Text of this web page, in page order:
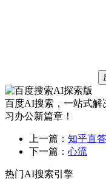
百度AI搜索，一站式解
习办公新篇章！
上一篇： 知乎直答
下一篇： 心流
热门AI搜索引擎